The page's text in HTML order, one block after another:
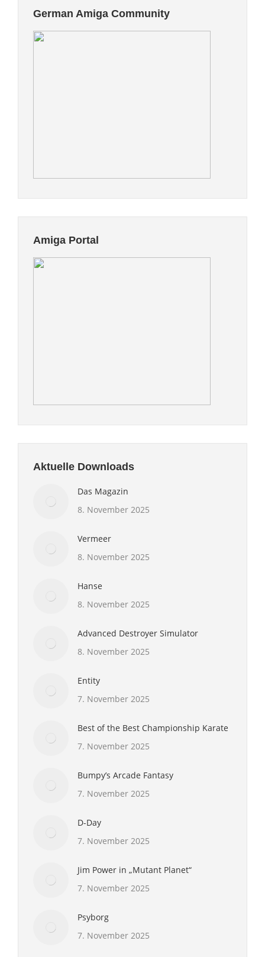
German Amiga Community
Amiga Portal
Aktuelle Downloads
Das Magazin
8. November 2025
Vermeer
8. November 2025
Hanse
8. November 2025
Advanced Destroyer Simulator
8. November 2025
Entity
7. November 2025
Best of the Best Championship Karate
7. November 2025
Bumpy’s Arcade Fantasy
7. November 2025
D-Day
7. November 2025
Jim Power in „Mutant Planet“
7. November 2025
Psyborg
7. November 2025